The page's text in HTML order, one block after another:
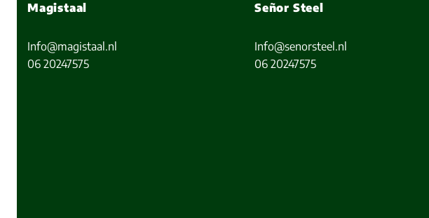
Magistaal
Info@magistaal.nl
06 20247575
Señor Steel
Info@senorsteel.nl
06 20247575